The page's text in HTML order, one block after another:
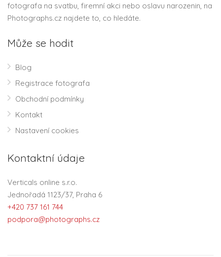
fotografa na svatbu, firemní akci nebo oslavu narozenin, na
Photographs.cz najdete to, co hledáte.
Může se hodit
Blog
Registrace fotografa
Obchodní podmínky
Kontakt
Nastavení cookies
Kontaktní údaje
Verticals online s.r.o.
Jednořadá 1123/37, Praha 6
+420 737 161 744
podpora@photographs.cz